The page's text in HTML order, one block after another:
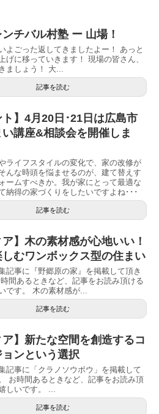
チバル村塾 ー 山場！
よごった返してきましたよー！ あっと
げに移っていきます！ 現場の皆さん、
ましょう！ 大...
記事を読む
ト】4月20日･21日は広島市
講座&相談会を開催しま
ライフスタイルの変化で、家の改修が
んな時頭を悩ませるのが、建て替えす
ームすべきか。我が家にとって最適な
納得の家づくりをしたいですよね･･･
記事を読む
ア】木の素材感が心地いい！
むワンボックス型の住まい
記事に『野郷原の家』を掲載して頂き
間あるときなど、記事をお読み頂ける
です。 木の素材感が...
記事を読む
ア】新たな空間を創造するコ
ョンという選択
記事に「クラノソウボウ」を掲載して
お時間あるときなど、記事をお読み頂
しいです。 ...
記事を読む